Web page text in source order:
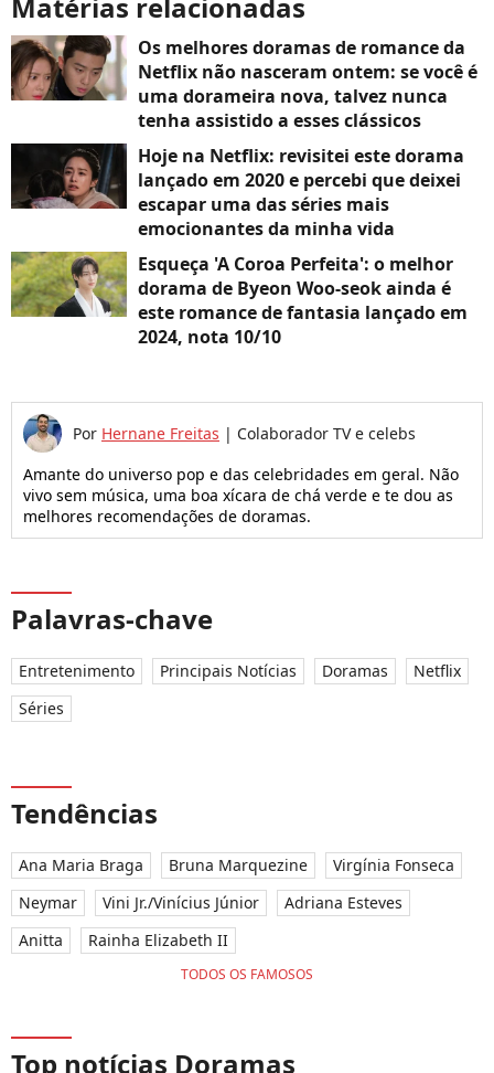
Os melhores doramas de romance da
Netflix não nasceram ontem: se você é
uma dorameira nova, talvez nunca
tenha assistido a esses clássicos
Hoje na Netflix: revisitei este dorama
lançado em 2020 e percebi que deixei
escapar uma das séries mais
emocionantes da minha vida
Esqueça 'A Coroa Perfeita': o melhor
dorama de Byeon Woo-seok ainda é
este romance de fantasia lançado em
2024, nota 10/10
Por Hernane Freitas | Colaborador TV e celebs
Amante do universo pop e das celebridades em geral. Não
vivo sem música, uma boa xícara de chá verde e te dou as
melhores recomendações de doramas.
Palavras-chave
Entretenimento Principais Notícias Doramas
Netflix
Séries
Tendências
Ana Maria Braga Bruna Marquezine
Virgínia Fonseca
Neymar
Vini Jr./Vinícius Júnior
Adriana Esteves
Anitta
Rainha Elizabeth II
TODOS OS FAMOSOS
Top notícias Doramas